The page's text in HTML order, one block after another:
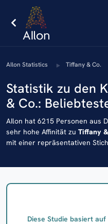
AIlon Statistics Tiffany & Co.
Statistik zu den
& Co.:
AIlon hat 6215 Personen aus
sehr hohe Affinität zu Tiffany
mit einer repräsentativen
Diese Studie basiert